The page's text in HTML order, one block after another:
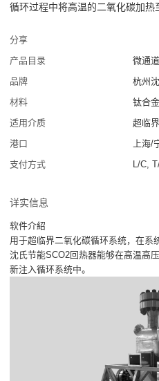
循环过程中将高温的二氧化碳加热
分享
产品目录
微通
品牌
杭州
材料
钛合
适用介质
超临
港口
上海/
支付方式
L/C,
详实信息
软件介紹
用于超临界二氧化碳循环系统，在系
沈氏节能SCO2回热器能够在高温高
新注入循环系统中。